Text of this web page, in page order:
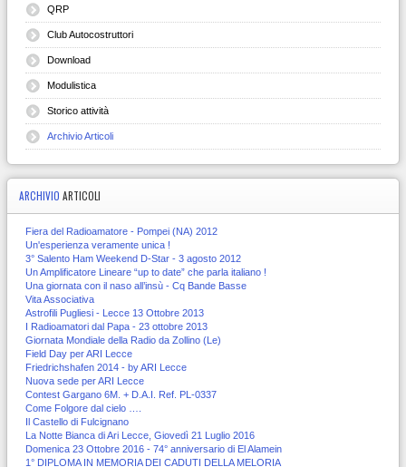
QRP
Club Autocostruttori
Download
Modulistica
Storico attività
Archivio Articoli
ARCHIVIO ARTICOLI
Fiera del Radioamatore - Pompei (NA) 2012
Un'esperienza veramente unica !
3° Salento Ham Weekend D-Star - 3 agosto 2012
Un Amplificatore Lineare “up to date” che parla italiano !
Una giornata con il naso all’insù - Cq Bande Basse
Vita Associativa
Astrofili Pugliesi - Lecce 13 Ottobre 2013
I Radioamatori dal Papa - 23 ottobre 2013
Giornata Mondiale della Radio da Zollino (Le)
Field Day per ARI Lecce
Friedrichshafen 2014 - by ARI Lecce
Nuova sede per ARI Lecce
Contest Gargano 6M. + D.A.I. Ref. PL-0337
Come Folgore dal cielo ….
Il Castello di Fulcignano
La Notte Bianca di Ari Lecce, Giovedì 21 Luglio 2016
Domenica 23 Ottobre 2016 - 74° anniversario di El Alamein
1° DIPLOMA IN MEMORIA DEI CADUTI DELLA MELORIA